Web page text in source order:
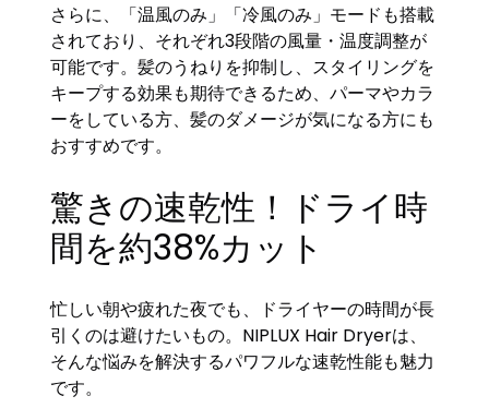
さらに、「温風のみ」「冷風のみ」モードも搭載
されており、それぞれ3段階の風量・温度調整が
可能です。髪のうねりを抑制し、スタイリングを
キープする効果も期待できるため、パーマやカラ
ーをしている方、髪のダメージが気になる方にも
おすすめです。
驚きの速乾性！ドライ時
間を約38%カット
忙しい朝や疲れた夜でも、ドライヤーの時間が長
引くのは避けたいもの。NIPLUX Hair Dryerは、
そんな悩みを解決するパワフルな速乾性能も魅力
です。